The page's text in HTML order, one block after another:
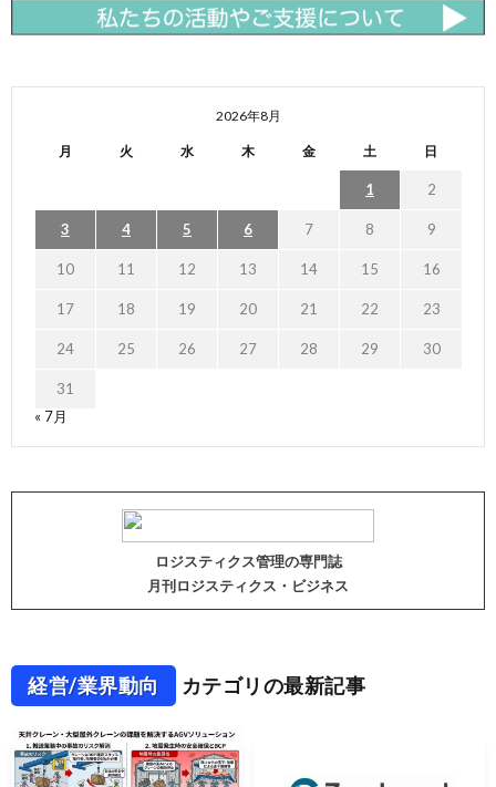
2026年8月
月 火 水 木 金 土 日
1 2
3 4 5 6 7 8 9
10 11 12 13 14 15 16
17 18 19 20 21 22 23
24 25 26 27 28 29 30
31
« 7月
ロジスティクス管理の専門誌
月刊ロジスティクス・ビジネス
経営/業界動向 カテゴリの最新記事